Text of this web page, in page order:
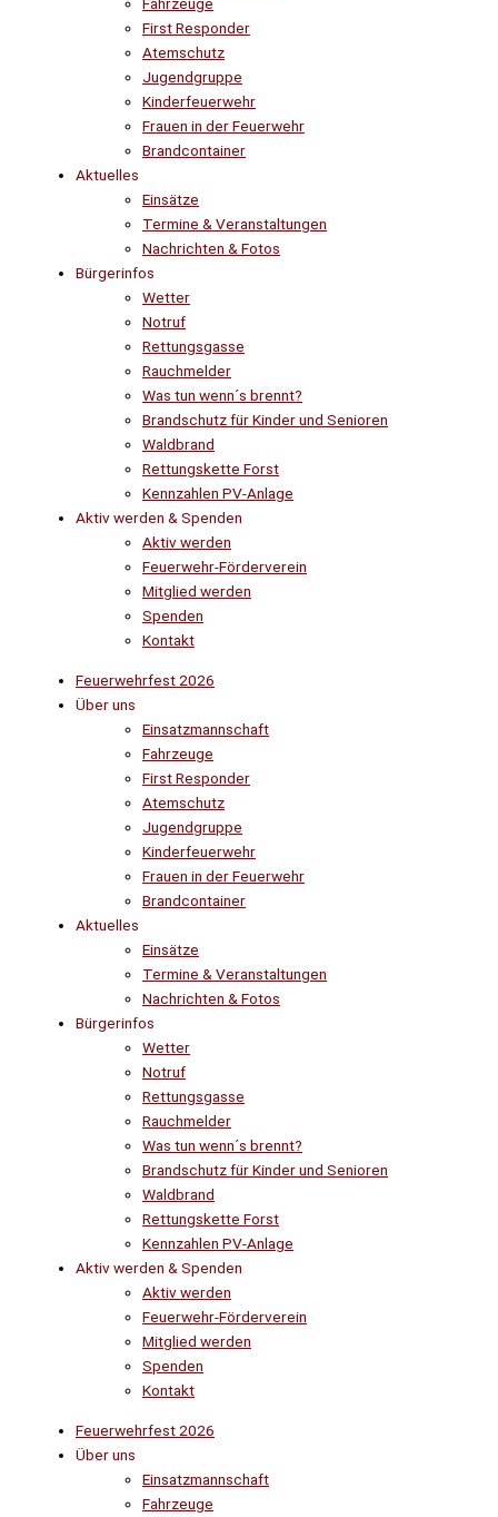
Fahrzeuge
First Responder
Atemschutz
Jugendgruppe
Kinderfeuerwehr
Frauen in der Feuerwehr
Brandcontainer
Aktuelles
Einsätze
Termine & Veranstaltungen
Nachrichten & Fotos
Bürgerinfos
Wetter
Notruf
Rettungsgasse
Rauchmelder
Was tun wenn´s brennt?
Brandschutz für Kinder und Senioren
Waldbrand
Rettungskette Forst
Kennzahlen PV-Anlage
Aktiv werden & Spenden
Aktiv werden
Feuerwehr-Förderverein
Mitglied werden
Spenden
Kontakt
Feuerwehrfest 2026
Über uns
Einsatzmannschaft
Fahrzeuge
First Responder
Atemschutz
Jugendgruppe
Kinderfeuerwehr
Frauen in der Feuerwehr
Brandcontainer
Aktuelles
Einsätze
Termine & Veranstaltungen
Nachrichten & Fotos
Bürgerinfos
Wetter
Notruf
Rettungsgasse
Rauchmelder
Was tun wenn´s brennt?
Brandschutz für Kinder und Senioren
Waldbrand
Rettungskette Forst
Kennzahlen PV-Anlage
Aktiv werden & Spenden
Aktiv werden
Feuerwehr-Förderverein
Mitglied werden
Spenden
Kontakt
Feuerwehrfest 2026
Über uns
Einsatzmannschaft
Fahrzeuge